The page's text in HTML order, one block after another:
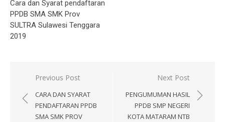
Cara dan Syarat pendaftaran
PPDB SMA SMK Prov
SULTRA Sulawesi Tenggara
2019
Post
navigation
Previous Post
CARA DAN SYARAT
PENDAFTARAN PPDB
SMA SMK PROV
Next Post
PENGUMUMAN HASIL
PPDB SMP NEGERI
KOTA MATARAM NTB